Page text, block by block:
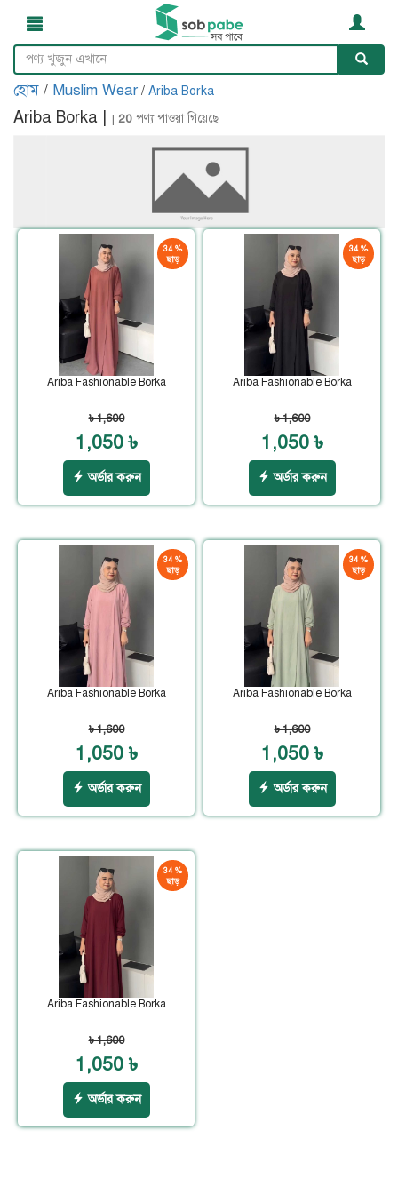
হোম / Muslim Wear / Ariba Borka
Ariba Borka | | 20 পণ্য পাওয়া গিয়েছে
34 %
ছাড়
Ariba Fashionable Borka
৳ 1,600
1,050 ৳
অর্ডার করুন
34 %
ছাড়
Ariba Fashionable Borka
৳ 1,600
1,050 ৳
অর্ডার করুন
34 %
ছাড়
Ariba Fashionable Borka
৳ 1,600
1,050 ৳
অর্ডার করুন
34 %
ছাড়
Ariba Fashionable Borka
৳ 1,600
1,050 ৳
অর্ডার করুন
34 %
ছাড়
Ariba Fashionable Borka
৳ 1,600
1,050 ৳
অর্ডার করুন